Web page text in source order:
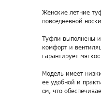
Женские летние
повседневной
Туфли выполнены
комфорт и
гарантирует
Модель имеет
ее удобной и
см, что